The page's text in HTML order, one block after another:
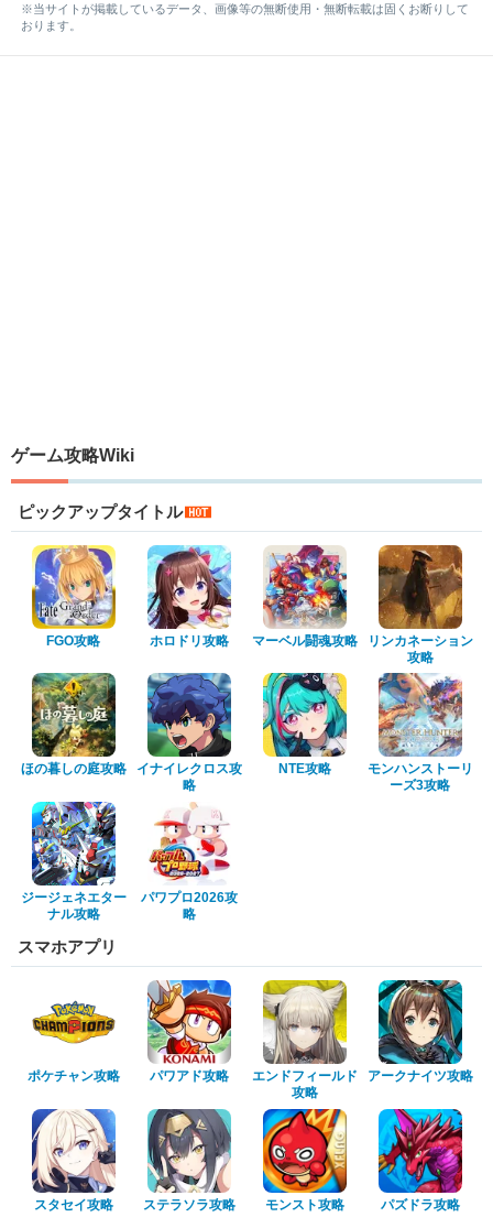
※当サイトが掲載しているデータ、画像等の無断使用・無断転載は固くお断りして
おります。
ゲーム攻略Wiki
ピックアップタイトル
FGO攻略 ホロドリ攻略 マーベル闘魂攻略
リンカネーション
攻略
ほの暮しの庭攻略
イナイレクロス攻
略
NTE攻略
モンハンストーリ
ーズ3攻略
ジージェネエター
ナル攻略
パワプロ2026攻
略
スマホアプリ
ポケチャン攻略 パワアド攻略
エンドフィールド
攻略
アークナイツ攻略
スタセイ攻略 ステラソラ攻略 モンスト攻略 パズドラ攻略